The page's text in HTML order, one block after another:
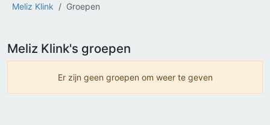
Meliz Klink Groepen
Meliz Klink's groepen
Er zijn geen groepen om weer te geven